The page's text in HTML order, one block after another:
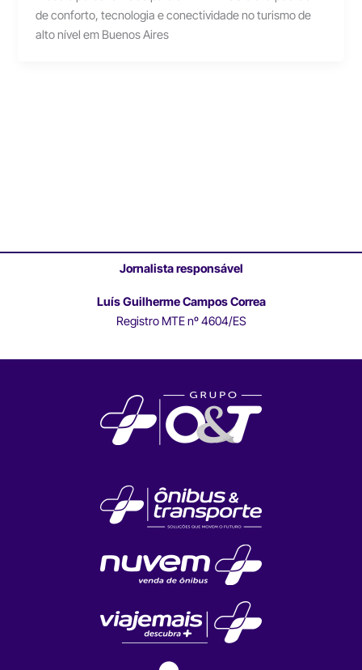
de conforto, tecnologia e conectividade no turismo de
alto nível em Buenos Aires
Jornalista responsável
Luís Guilherme Campos Correa
Registro MTE nº 4604/ES